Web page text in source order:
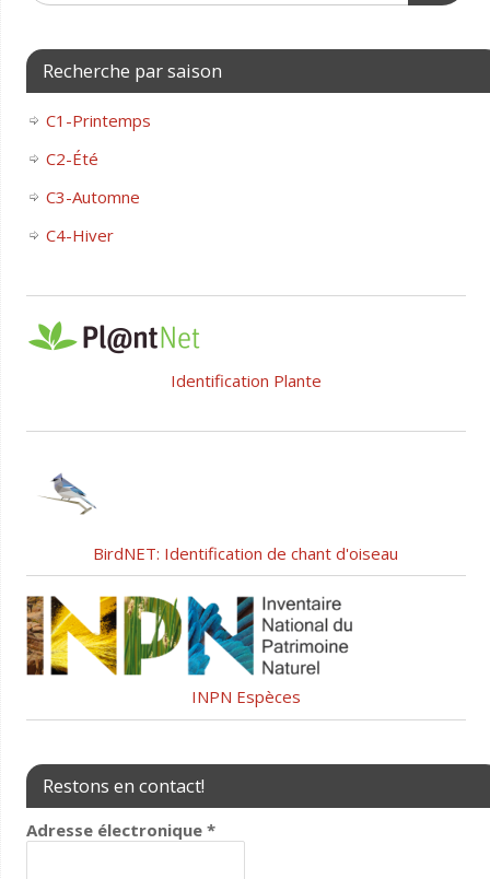
Recherche par saison
C1-Printemps
C2-Été
C3-Automne
C4-Hiver
Identification Plante
BirdNET: Identification de chant d'oiseau
INPN Espèces
Restons en contact!
Adresse électronique *